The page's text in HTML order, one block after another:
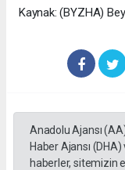
Kaynak: (BYZHA)
Anadolu Ajansı
Haber Ajansı
haberler, sitemizin